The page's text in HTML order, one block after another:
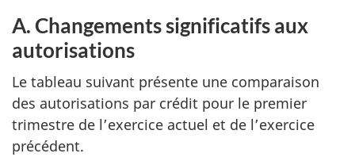
A. Changements significatifs aux
autorisations
Le tableau suivant présente une comparaison
des autorisations par crédit pour le premier
trimestre de l’exercice actuel et de l’exercice
précédent.